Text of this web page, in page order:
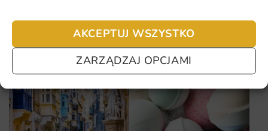
AKCEPTUJ WSZYSTKO
ZARZĄDZAJ OPCJAMI
Łące
64.51zł
Najniższa cena z ostatnich 30
Przyprawy
41.93zł 64.51
Najniższa cena z ostatnich 30
dni:41.93zł